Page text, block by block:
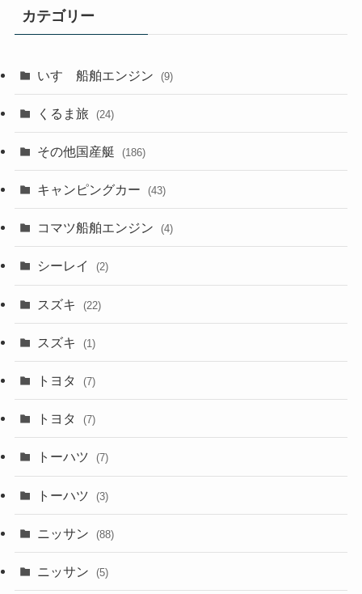
カテゴリー
いすゞ船舶エンジン (9)
くるま旅 (24)
その他国産艇 (186)
キャンピングカー (43)
コマツ船舶エンジン (4)
シーレイ (2)
スズキ (22)
スズキ (1)
トヨタ (7)
トヨタ (7)
トーハツ (7)
トーハツ (3)
ニッサン (88)
ニッサン (5)